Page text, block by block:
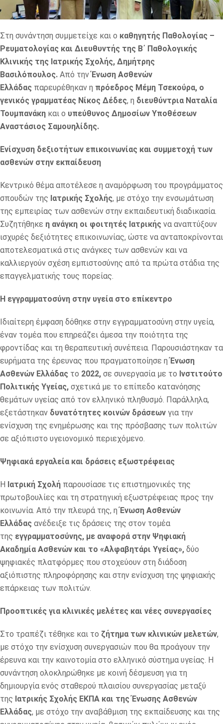
Στη συνάντηση συμμετείχε και ο καθηγητής Παθολογίας –
Ρευματολογίας και Διευθυντής της Β΄ Παθολογικής
Κλινικής της Ιατρικής Σχολής, Δημήτρης
Βασιλόπουλος. Από τηνΈνωση Ασθενών
Ελλάδας παρευρέθηκαν η πρόεδρος Μέμη Τσεκούρα, ο
γενικός γραμματέας Νίκος Δέδες, η διευθύντρια Ναταλία
Τουμπανάκη και ο υπεύθυνος Δημοσίων Υποθέσεων
Αναστάσιος Σαμουηλίδης.
Ενίσχυση δεξιοτήτων επικοινωνίας και συμμετοχή των
ασθενών στην εκπαίδευση
Κεντρικό θέμα αποτέλεσε η αναμόρφωση του προγράμματος
σπουδών της Ιατρικής Σχολής, με στόχο την ενσωμάτωση
της εμπειρίας των ασθενών στην εκπαιδευτική διαδικασία.
Συζητήθηκε η ανάγκη οι φοιτητές Ιατρικής να αναπτύξουν
ισχυρές δεξιότητες επικοινωνίας, ώστε να ανταποκρίνονται
αποτελεσματικά στις ανάγκες των ασθενών και να
καλλιεργούν σχέση εμπιστοσύνης από τα πρώτα στάδια της
επαγγελματικής τους πορείας.
Η εγγραμματοσύνη στην υγεία στο επίκεντρο
Ιδιαίτερη έμφαση δόθηκε στην εγγραμματοσύνη στην υγεία,
έναν τομέα που επηρεάζει άμεσα την ποιότητα της
φροντίδας και τη θεραπευτική συνέπεια. Παρουσιάστηκαν τα
ευρήματα της έρευνας που πραγματοποίησε ηΈνωση
Ασθενών Ελλάδας το 2022, σε συνεργασία με το Ινστιτούτο
Πολιτικής Υγείας, σχετικά με το επίπεδο κατανόησης
θεμάτων υγείας από τον ελληνικό πληθυσμό. Παράλληλα,
εξετάστηκαν δυνατότητες κοινών δράσεων για την
ενίσχυση της ενημέρωσης και της πρόσβασης των πολιτών
σε αξιόπιστο υγειονομικό περιεχόμενο.
Ψηφιακά εργαλεία και δράσεις εξωστρέφειας
Η Ιατρική Σχολή παρουσίασε τις επιστημονικές της
πρωτοβουλίες και τη στρατηγική εξωστρέφειας προς την
κοινωνία. Από την πλευρά της, ηΈνωση Ασθενών
Ελλάδας ανέδειξε τις δράσεις της στον τομέα
της εγγραμματοσύνης, με αναφορά στην Ψηφιακή
Ακαδημία Ασθενών και το «Αλφαβητάρι Υγείας», δύο
ψηφιακές πλατφόρμες που στοχεύουν στη διάδοση
αξιόπιστης πληροφόρησης και στην ενίσχυση της ψηφιακής
επάρκειας των πολιτών.
Προοπτικές για κλινικές μελέτες και νέες συνεργασίες
Στο τραπέζι τέθηκε και το ζήτημα των κλινικών μελετών,
με στόχο την ενίσχυση συνεργασιών που θα προάγουν την
έρευνα και την καινοτομία στο ελληνικό σύστημα υγείας. Η
συνάντηση ολοκληρώθηκε με κοινή δέσμευση για τη
δημιουργία ενός σταθερού πλαισίου συνεργασίας μεταξύ
της Ιατρικής Σχολής ΕΚΠΑ και της Ένωσης Ασθενών
Ελλάδας, με στόχο την αναβάθμιση της εκπαίδευσης και της